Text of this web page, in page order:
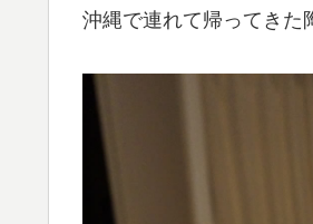
沖縄で連れて帰ってきた